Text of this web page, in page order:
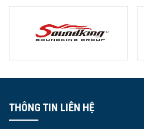
THÔNG TIN LIÊN HỆ